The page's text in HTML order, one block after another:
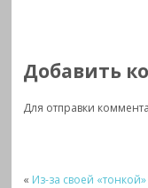
Добавить
Для отправки
« Из-за своей «тонкой»